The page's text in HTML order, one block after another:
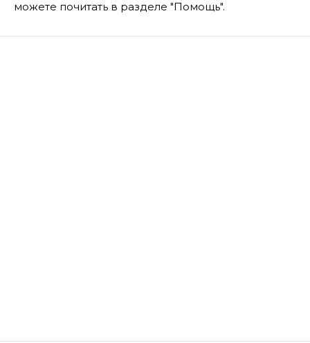
можете почитать в разделе "Помощь".